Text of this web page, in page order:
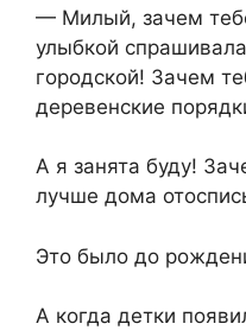
— Милый, зачем
улыбкой
городской! Зачем
деревенские
А я занята буду!
лучше дома
Это было до
А когда детки